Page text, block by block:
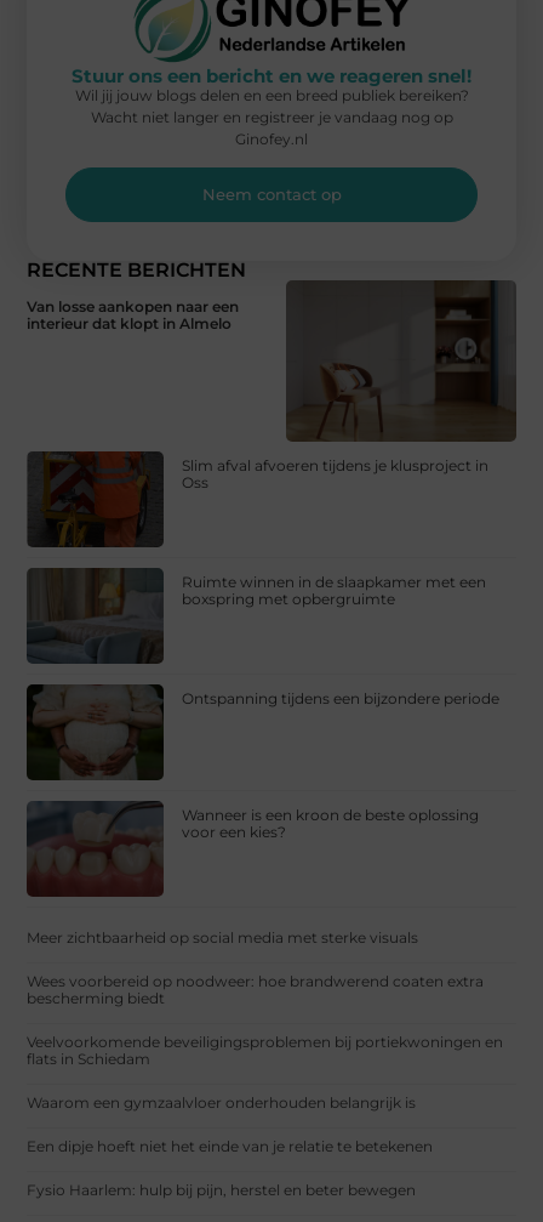
RECENTE BERICHTEN
Van losse aankopen naar een
interieur dat klopt in Almelo
Slim afval afvoeren tijdens je klusproject in
Oss
Ruimte winnen in de slaapkamer met een
boxspring met opbergruimte
Ontspanning tijdens een bijzondere periode
Wanneer is een kroon de beste oplossing
voor een kies?
Meer zichtbaarheid op social media met sterke visuals
Wees voorbereid op noodweer: hoe brandwerend coaten extra
bescherming biedt
Veelvoorkomende beveiligingsproblemen bij portiekwoningen en
flats in Schiedam
Waarom een gymzaalvloer onderhouden belangrijk is
Een dipje hoeft niet het einde van je relatie te betekenen
Fysio Haarlem: hulp bij pijn, herstel en beter bewegen
Stuur ons een bericht en we reageren snel!
Wil jij jouw blogs delen en een breed publiek bereiken?
Wacht niet langer en registreer je vandaag nog op
Ginofey.nl
Neem contact op